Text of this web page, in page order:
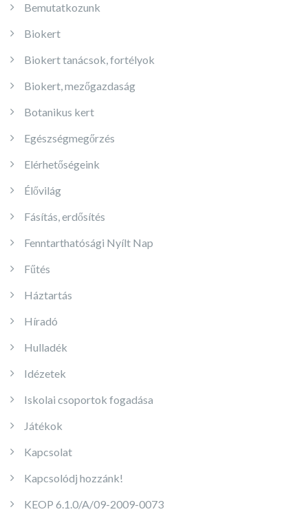
Bemutatkozunk
Biokert
Biokert tanácsok, fortélyok
Biokert, mezőgazdaság
Botanikus kert
Egészségmegőrzés
Elérhetőségeink
Élővilág
Fásítás, erdősítés
Fenntarthatósági Nyílt Nap
Fűtés
Háztartás
Híradó
Hulladék
Idézetek
Iskolai csoportok fogadása
Játékok
Kapcsolat
Kapcsolódj hozzánk!
KEOP 6.1.0/A/09-2009-0073